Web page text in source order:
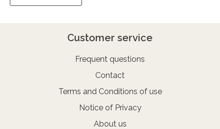
Customer service
Frequent questions
Contact
Terms and Conditions of use
Notice of Privacy
About us